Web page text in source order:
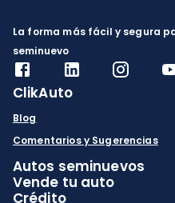
La forma más fácil y segura
seminuevo
ClikAuto
Blog
Comentarios y Sugerencias
Autos seminuevos
Vende tu auto
Crédito